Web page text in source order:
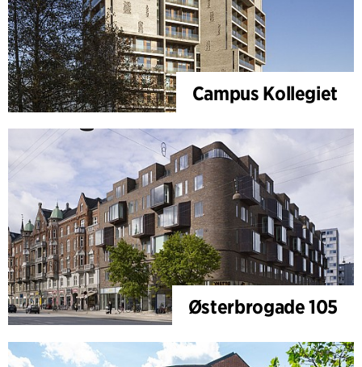
Campus Kollegiet
Østerbrogade 105